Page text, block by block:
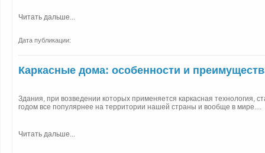
Читать дальше...
Дата публикации:
Каркасные дома: особенности и
Здания, при возведении которых применяется каркасная технология,
годом все популярнее на территории нашей страны и вообще в мире....
Читать дальше...